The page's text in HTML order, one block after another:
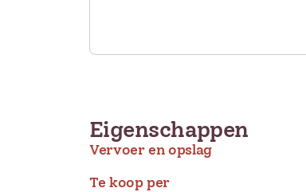
Eigenschappen
Vervoer en opslag
Te koop per